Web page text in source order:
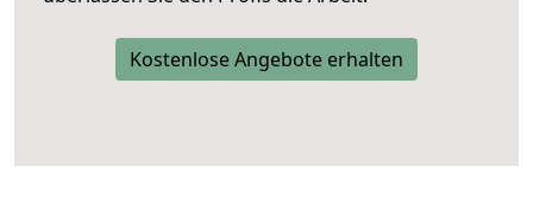
Kostenlose Angebote erhalten